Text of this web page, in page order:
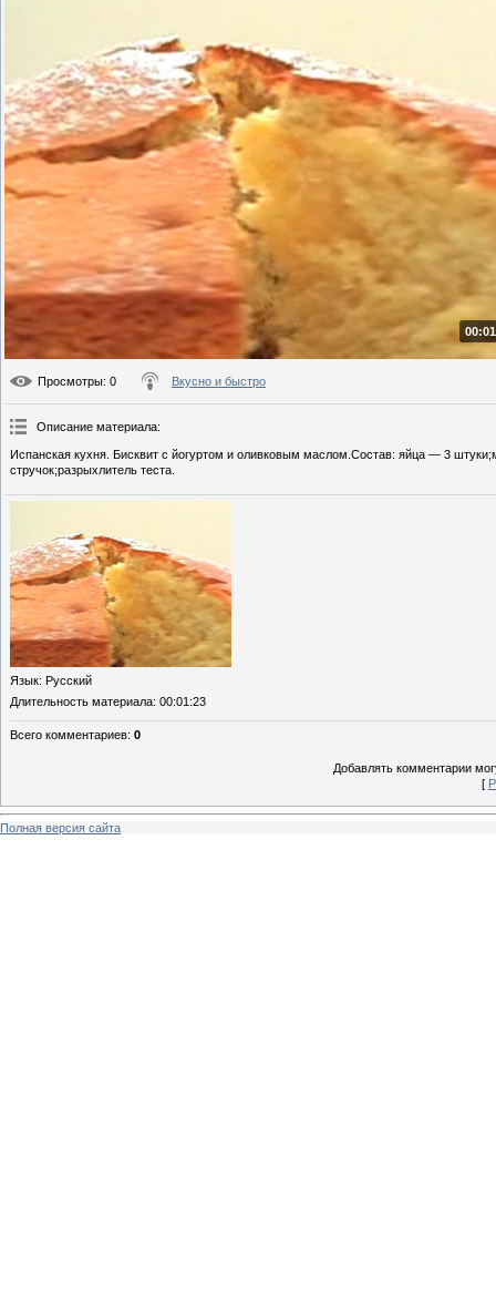
Просмотры: 0 Вкусно и быстро
Описание материала:
Испанская кухня. Бисквит с йогуртом и оливковым маслом.Состав: яйца — 3
стручок;разрыхлитель теста.
Язык: Русский
Длительность материала: 00:01:23
Всего комментариев: 0
Добавлять комментарии
[
Полная версия сайта